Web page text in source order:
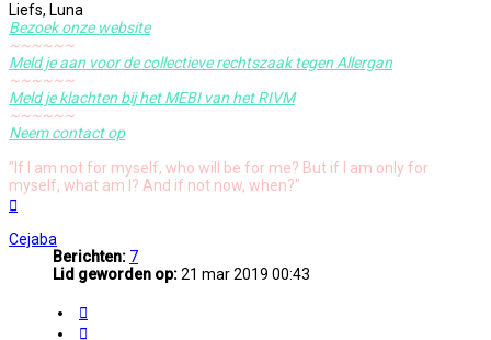
Liefs, Luna
Bezoek onze website
~~~~~~
Meld je aan voor de collectieve rechtszaak tegen Allergan
~~~~~~
Meld je klachten bij het MEBI van het RIVM
~~~~~~
Neem contact op
"If I am not for myself, who will be for me? But if I am only for
myself, what am I? And if not now, when?"
Cejaba
Berichten: 7
Lid geworden op:21 mar 2019 00:43